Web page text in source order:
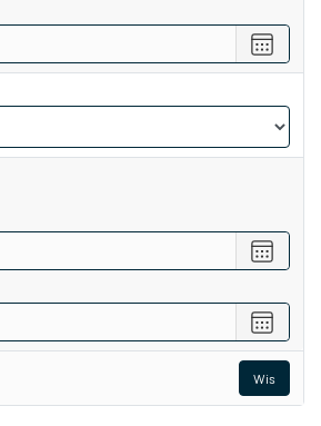
vanaf
een
tot
en
met
een
vanaf
een
datum
tot
en
Wis